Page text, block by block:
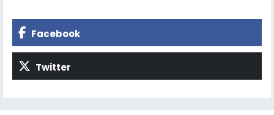
Facebook
Twitter